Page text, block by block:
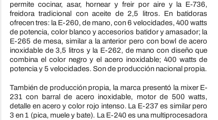
permite cocinar, asar, hornear y freir por aire y la E-736,
freidora tradicional con aceite de 2,5 litros. En batidoras
ofrecen tres: la E-260, de mano, con 6 velocidades, 400 watts
de potencia, color blanco y accesorios batidor y amasador; la
E-265 de mesa, similar a la anterior pero con bowl de acero
inoxidable de 3,5 litros y la E-262, de mano con diseño que
combina el color negro y el acero inoxidable; 400 watts de
potencia y 5 velocidades. Son de producción nacional propia.
También de producción propia, la marca presentó la mixer E-
231 con barral de acero inoxidable, motor de 500 watts,
detalle en acero y color rojo intenso. La E-237 es similar pero
3 en 1 (pica, muele y bate). La E-240 es una multiprocesadora